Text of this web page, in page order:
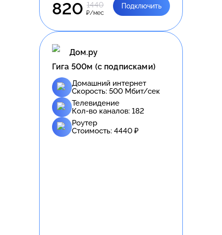
820 1440
₽/мес
Подключить
Дом.ру
Гига 500м (с подписками)
Домашний интернет
Скорость: 500 Мбит/сек
Телевидение
Кол-во каналов: 182
Роутер
Стоимость: 4440 ₽